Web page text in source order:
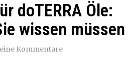
doTERRA Öle:
wissen müssen
Kommentare